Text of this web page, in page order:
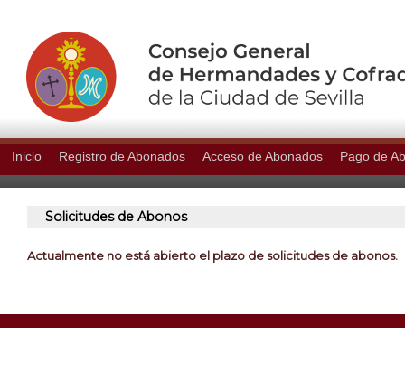
Inicio Registro de Abonados Acceso de Abonados Pago de
Solicitudes de Abonos
Actualmente no está abierto el plazo de solicitudes de abonos.